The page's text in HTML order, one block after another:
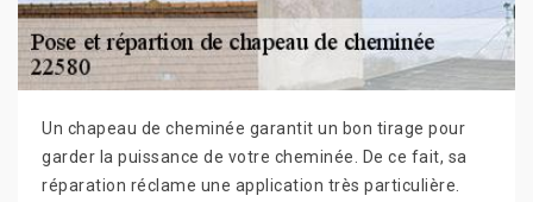
Un chapeau de cheminée garantit un bon tirage pour
garder la puissance de votre cheminée. De ce fait, sa
réparation réclame une application très particulière.